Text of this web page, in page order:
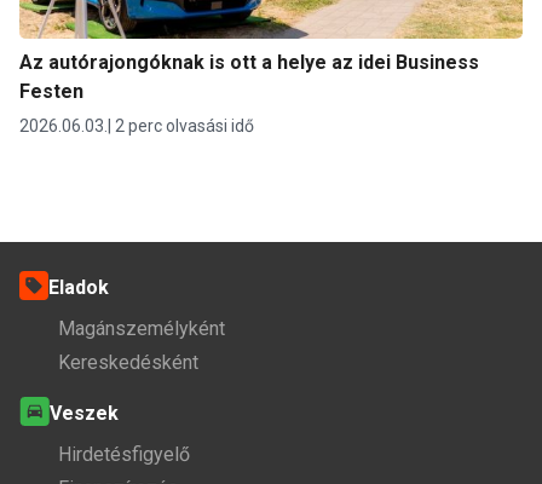
Az autórajongóknak is ott a helye az idei Business
Festen
2026.06.03. 2 perc olvasási idő
Eladok
Magánszemélyként
Kereskedésként
Veszek
Hirdetésfigyelő